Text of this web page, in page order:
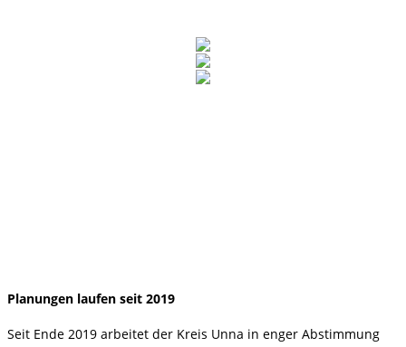
Planungen laufen seit 2019
Seit Ende 2019 arbeitet der Kreis Unna in enger Abstimmung